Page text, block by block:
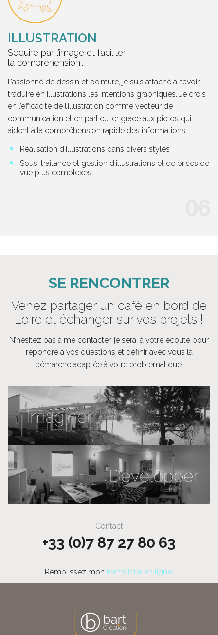
ILLUSTRATION
Séduire par l’image et faciliter
la compréhension...
Passionné de dessin et peinture, je suis attaché à savoir
traduire en illustrations les intentions graphiques. Je crois
en l’efficacité de l’illustration comme vecteur de
communication et en particulier grace aux pictos qui
aident à la compréhension rapide des informations.
Réalisation d’illustrations dans divers styles
Sous-traitance et gestion d’illustrations et de prises de
vue plus complexes
SE RENCONTRER
Venez partager un café en bord de
Loire et échanger sur vos projets !
N’hésitez pas à me contacter, je serai à votre écoute pour
répondre à vos questions et définir avec vous la
démarche adaptée à votre problématique.
Contact
+33 (0)7 87 27 80 63
Remplissez mon formulaire en ligne.